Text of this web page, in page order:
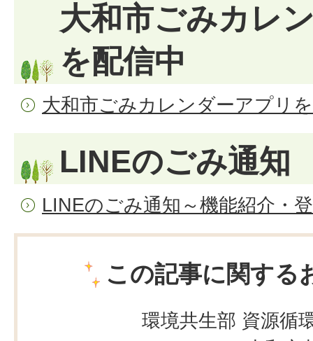
大和市ごみカレ
を配信中
大和市ごみカレンダーアプリ
LINEのごみ通知
LINEのごみ通知～機能紹介・
この記事に関する
環境共生部 資源循